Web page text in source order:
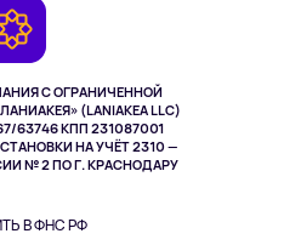
С ОГРАНИЧЕННОЙ
(LANIAKEA LLC)
63746 КПП 231087001
НА УЧЁТ 2310 —
№ 2 ПО Г. КРАСНОДАРУ
В ФНС РФ